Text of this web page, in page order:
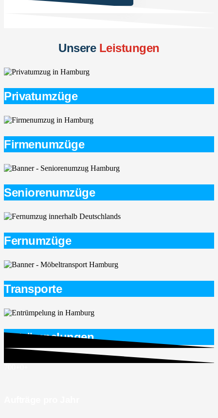
UnsereLeistungen
Privatumzüge
Firmenumzüge
Seniorenumzüge
Fernumzüge
Transporte
Entrümpelungen